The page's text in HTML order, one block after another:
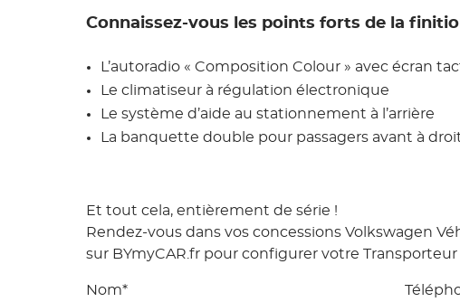
Connaissez-vous les points forts de la
L’autoradio « Composition Colour » avec écran
Le climatiseur à régulation électronique
Le système d’aide au stationnement à l’arrière
La banquette double pour passagers avant à
Et tout cela, entièrement de série !
Rendez-vous dans vos concessions Volkswagen
sur BYmyCAR.fr pour configurer votre Transporteur
Nom*